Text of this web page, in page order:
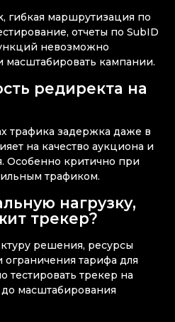
гибкая маршрутизация по
отчеты по SubID
невозможно
масштабировать кампании.
редиректа на
трафика задержка даже в
на качество аукциона и
Особенно критично при
трафиком.
нагрузку,
трекер?
решения, ресурсы
тарифа для
тестировать трекер на
масштабирования